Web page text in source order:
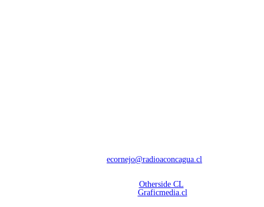
ecornejo@radioaconcagua.cl
Otherside CL
Graficmedia.cl